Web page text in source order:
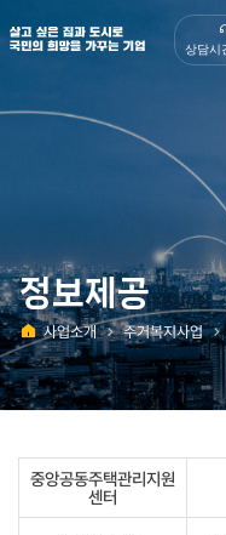
살고 싶은 집과 도시로 국민의 희망을 가꾸는 기업 | 한국토지주택공사
상담시
정보제공
홈
사업소개 주거복지사업
중앙공동주택관리지원
센터